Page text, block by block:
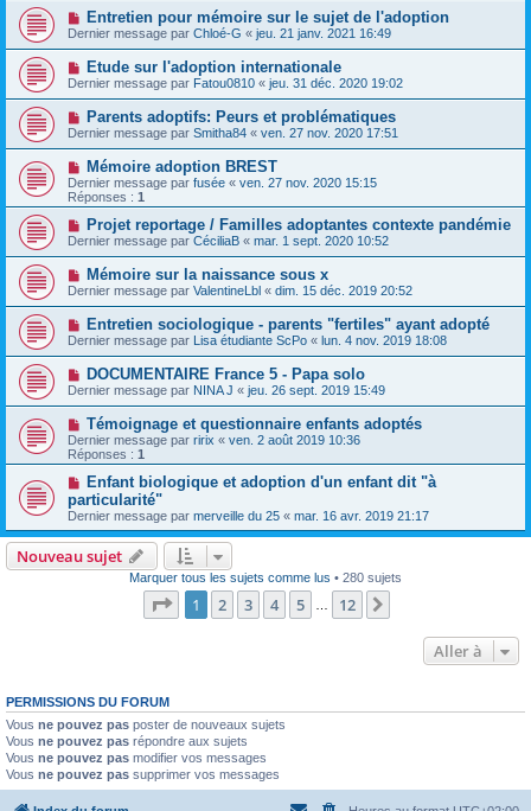
Entretien pour mémoire sur le sujet de l'adoption
Dernier message par Chloé-G « jeu. 21 janv. 2021 16:49
Etude sur l'adoption internationale
Dernier message par Fatou0810 « jeu. 31 déc. 2020 19:02
Parents adoptifs: Peurs et problématiques
Dernier message par Smitha84 « ven. 27 nov. 2020 17:51
Mémoire adoption BREST
Dernier message par fusée « ven. 27 nov. 2020 15:15
Réponses : 1
Projet reportage / Familles adoptantes contexte pandémie
Dernier message par CéciliaB « mar. 1 sept. 2020 10:52
Mémoire sur la naissance sous x
Dernier message par ValentineLbl « dim. 15 déc. 2019 20:52
Entretien sociologique - parents "fertiles" ayant adopté
Dernier message par Lisa étudiante ScPo « lun. 4 nov. 2019 18:08
DOCUMENTAIRE France 5 - Papa solo
Dernier message par NINA J « jeu. 26 sept. 2019 15:49
Témoignage et questionnaire enfants adoptés
Dernier message par ririx « ven. 2 août 2019 10:36
Réponses : 1
Enfant biologique et adoption d'un enfant dit "à
particularité"
Dernier message par merveille du 25 « mar. 16 avr. 2019 21:17
Nouveau sujet
Marquer tous les sujets comme lus • 280 sujets
Page 1sur12
1 2 3 4 5 12
Aller à
PERMISSIONS DU FORUM
Vous ne pouvez pas poster de nouveaux sujets
Vous ne pouvez pas répondre aux sujets
Vous ne pouvez pas modifier vos messages
Vous ne pouvez pas supprimer vos messages